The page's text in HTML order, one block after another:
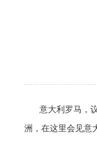
意大利罗马，
洲，在这里会见意